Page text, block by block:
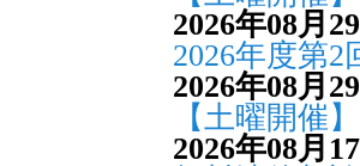
2026年08月
2026年度第
2026年08月
【土曜開催
2026年08月